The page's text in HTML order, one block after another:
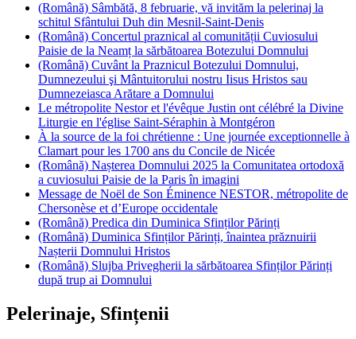
(Română) Sâmbătă, 8 februarie, vă invităm la pelerinaj la
schitul Sfântului Duh din Mesnil-Saint-Denis
(Română) Concertul praznical al comunității Cuviosului
Paisie de la Neamț la sărbătoarea Botezului Domnului
(Română) Cuvânt la Praznicul Botezului Domnului,
Dumnezeului şi Mântuitorului nostru Iisus Hristos sau
Dumnezeiasca Arătare a Domnului
Le métropolite Nestor et l'évêque Justin ont célébré la Divine
Liturgie en l'église Saint-Séraphin à Montgéron
À la source de la foi chrétienne : Une journée exceptionnelle à
Clamart pour les 1700 ans du Concile de Nicée
(Română) Nașterea Domnului 2025 la Comunitatea ortodoxă
a cuviosului Paisie de la Paris în imagini
Message de Noël de Son Éminence NESTOR, métropolite de
Chersonèse et d’Europe occidentale
(Română) Predica din Duminica Sfinților Părinți
(Română) Duminica Sfinților Părinți, înaintea prăznuirii
Nașterii Domnului Hristos
(Română) Slujba Privegherii la sărbătoarea Sfinților Părinți
după trup ai Domnului
Pelerinaje, Sfințenii